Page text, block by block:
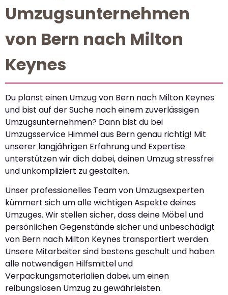
Umzugsunternehmen
von Bern nach Milton
Keynes
Du planst einen Umzug von Bern nach Milton Keynes
und bist auf der Suche nach einem zuverlässigen
Umzugsunternehmen? Dann bist du bei
Umzugsservice Himmel aus Bern genau richtig! Mit
unserer langjährigen Erfahrung und Expertise
unterstützen wir dich dabei, deinen Umzug stressfrei
und unkompliziert zu gestalten.
Unser professionelles Team von Umzugsexperten
kümmert sich um alle wichtigen Aspekte deines
Umzuges. Wir stellen sicher, dass deine Möbel und
persönlichen Gegenstände sicher und unbeschädigt
von Bern nach Milton Keynes transportiert werden.
Unsere Mitarbeiter sind bestens geschult und haben
alle notwendigen Hilfsmittel und
Verpackungsmaterialien dabei, um einen
reibungslosen Umzug zu gewährleisten.